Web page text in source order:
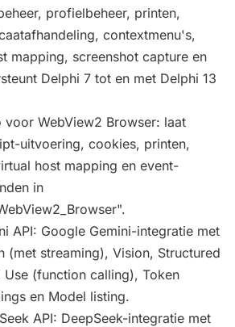
profielbeheer, printen,
contextmenu's,
mapping, screenshot capture en
Delphi 7 tot en met Delphi 13
WebView2 Browser: laat
uitvoering, cookies, printen,
host mapping en event-
in
API: Google Gemini-integratie met
(met streaming), Vision, Structured
Use (function calling), Token
en Model listing.
API: DeepSeek-integratie met